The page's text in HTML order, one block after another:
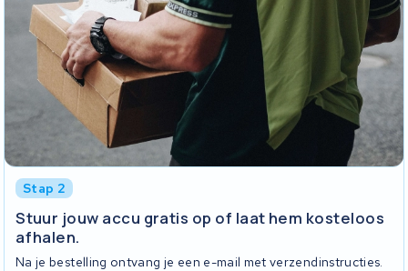
Stap 2
Stuur jouw accu gratis op of laat hem kosteloos
afhalen.
Na je bestelling ontvang je een e-mail met verzendinstructies.